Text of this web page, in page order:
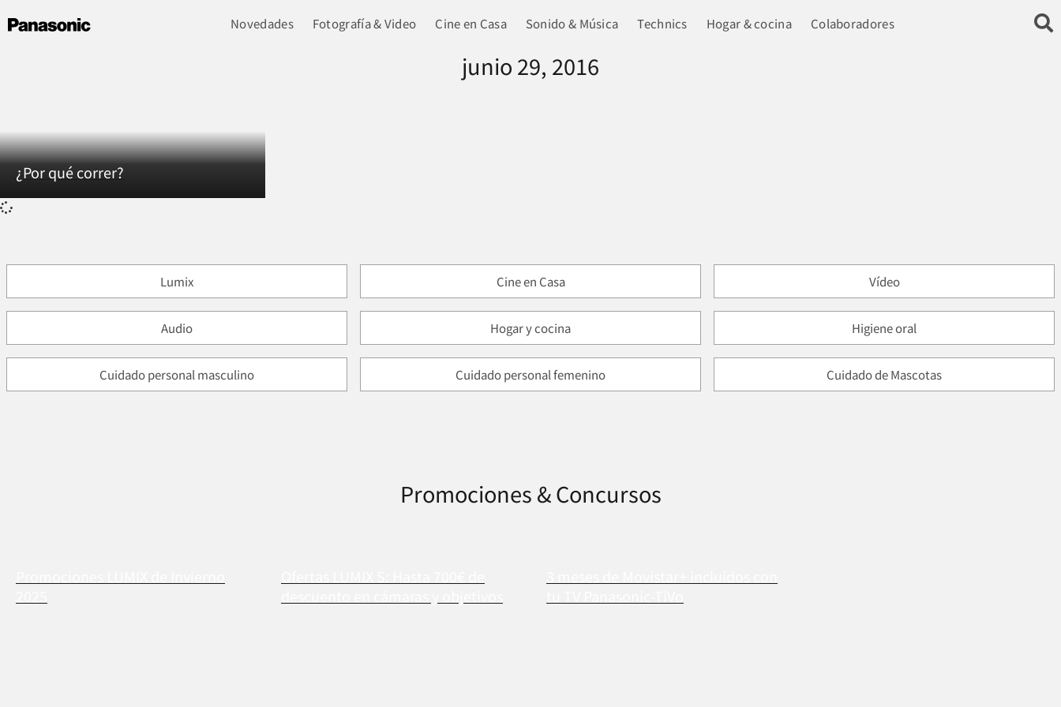
Novedades Fotografía & Video Cine en Casa Sonido & Música Technics Hogar & cocina Colaboradores
junio 29, 2016
¿Por qué correr?
Lumix Cine en Casa Vídeo
Audio Hogar y cocina Higiene oral
Cuidado personal masculino Cuidado personal femenino Cuidado de Mascotas
Promociones & Concursos